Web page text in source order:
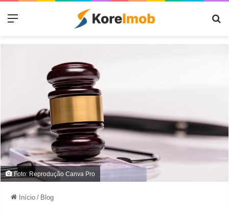
Menu
Foto: Reprodução Canva Pro
Início / Blog